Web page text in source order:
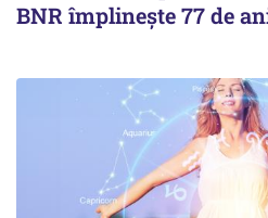
BNR împlinește 77 de